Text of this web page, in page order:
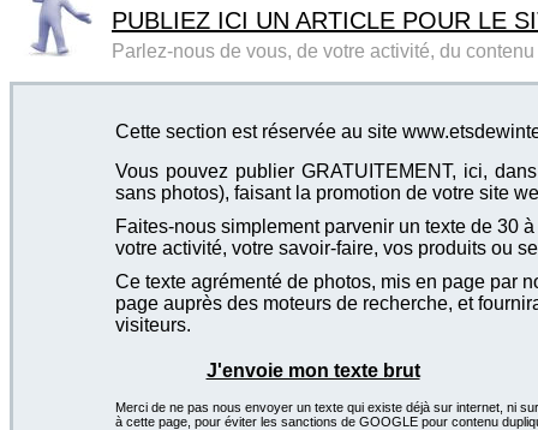
PUBLIEZ ICI UN ARTICLE POUR LE
Parlez-nous de vous, de votre activité, du
Cette section est réservée au site
Vous pouvez publier GRATUITEMENT, ici,
sans photos), faisant la promotion de votre site
Faites-nous simplement parvenir un texte de 30
votre activité, votre savoir-faire, vos produits ou
Ce texte agrémenté de photos, mis en page par
page auprès des moteurs de recherche, et
visiteurs.
J'envoie mon texte brut
Merci de ne pas nous envoyer un texte qui existe déjà sur internet, ni
à cette page, pour éviter les sanctions de GOOGLE pour contenu